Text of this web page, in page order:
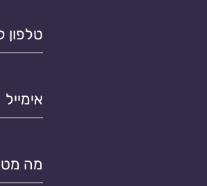
ליצירת
התקשרות